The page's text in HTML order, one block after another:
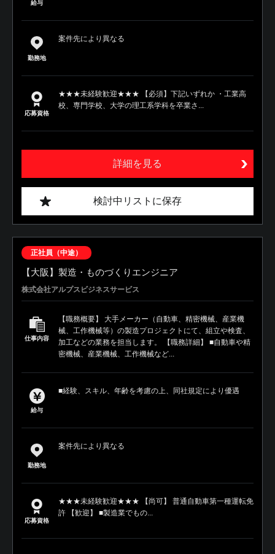
給与
勤務地
案件先により異なる
応募資格
★★★未経験歓迎★★★ 【必須】下記いずれか ・工業高
校、専門学校、大学の理工系学科を卒業さ...
詳細を見る
検討中リストに保存
正社員（中途）
【大阪】製造・ものづくりエンジニア
株式会社アルプスビジネスサービス
仕事内容
【職務概要】 大手メーカー（自動車、精密機械、産業機
械、工作機械等）の製造プロジェクトにて、組立や検査、
加工などの業務を担当します。 【職務詳細】 ■自動車や精
密機械、産業機械、工作機械など...
給与
■経験、スキル、年齢を考慮の上、同社規定により優遇
勤務地
案件先により異なる
応募資格
★★★未経験歓迎★★★ 【尚可】 普通自動車第一種運転免
許 【歓迎】 ■製造業でもの...